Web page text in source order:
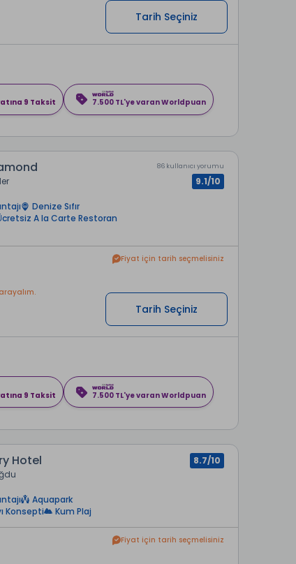
Tarih Seçiniz
9 Taksit 7.500 TL'ye varan Worldpuan
Denize Sıfır
A la Carte Restoran
86 kullanıcı yorumu
9.1/10
Fiyat için tarih seçmelisiniz
Tarih Seçiniz
9 Taksit 7.500 TL'ye varan Worldpuan
Hotel
Aquapark
Konsepti Kum Plaj
8.7/10
Fiyat için tarih seçmelisiniz